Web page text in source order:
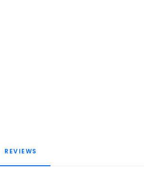
REVIEWS